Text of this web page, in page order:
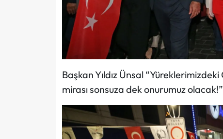
Başkan Yıldız Ünsal
mirası sonsuza dek onurumuz